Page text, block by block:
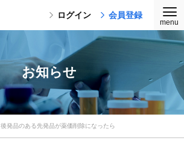
ログイン 会員登録
お知らせ
後発品のある先発品が薬価削除になったら